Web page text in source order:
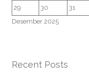
Desember 2025
29 30 31
Recent Posts